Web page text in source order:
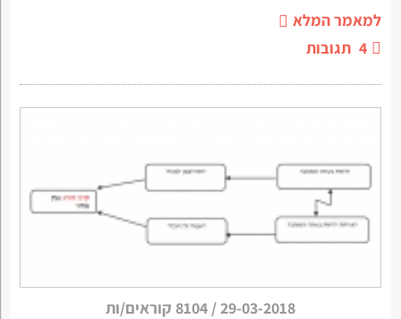
למאמר המלא
4 תגובות
29-03-2018
/ 8104 קוראים/ות